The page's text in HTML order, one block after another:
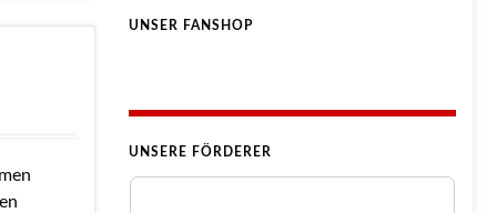
UNSER FANSHOP
UNSERE FÖRDERER